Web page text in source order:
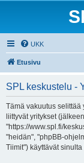
UKK
Etusivu
SPL keskustelu -
Tämä vakuutus selittää
liittyvät yritykset
"https://www.spl.fi/
"heidän", "phpBB-
Tiimit") käyttävät